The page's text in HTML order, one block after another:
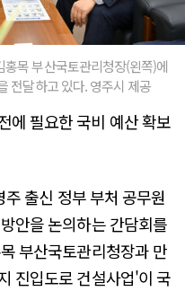
목 부산국토관리청장(왼쪽)에
전달하고 있다. 영주시 제공
에 필요한 국비 예산 확보
출신 정부 부처 공무원
안을 논의하는 간담회를
부산국토관리청장과 만
진입도로 건설사업'이 국